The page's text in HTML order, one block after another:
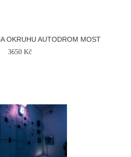
OKRUHU AUTODROM MOST
3650 Kč